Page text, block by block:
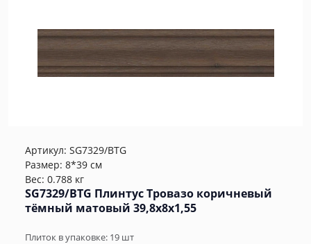
Артикул: SG7329/BTG
Размер: 8*39 см
Вес: 0.788 кг
SG7329/BTG Плинтус Тровазо коричневый
тёмный матовый 39,8x8x1,55
Плиток в упаковке: 19 шт